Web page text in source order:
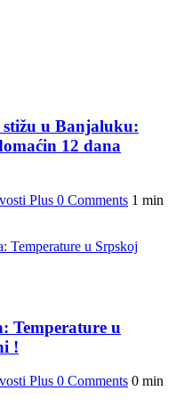
stižu u Banjaluku:
12 dana
Plus 0 Comments 1 min
Temperature u
!
Plus 0 Comments 0 min